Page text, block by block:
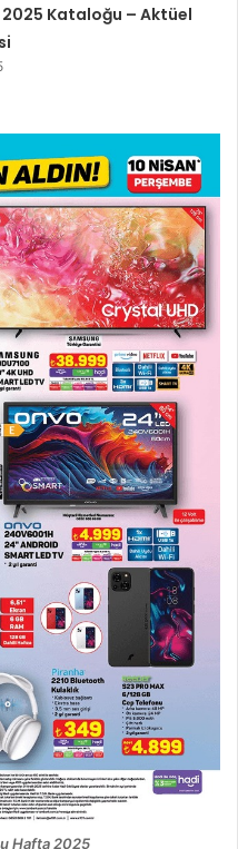
2025 Kataloğu – Aktüel
Hafta 2025